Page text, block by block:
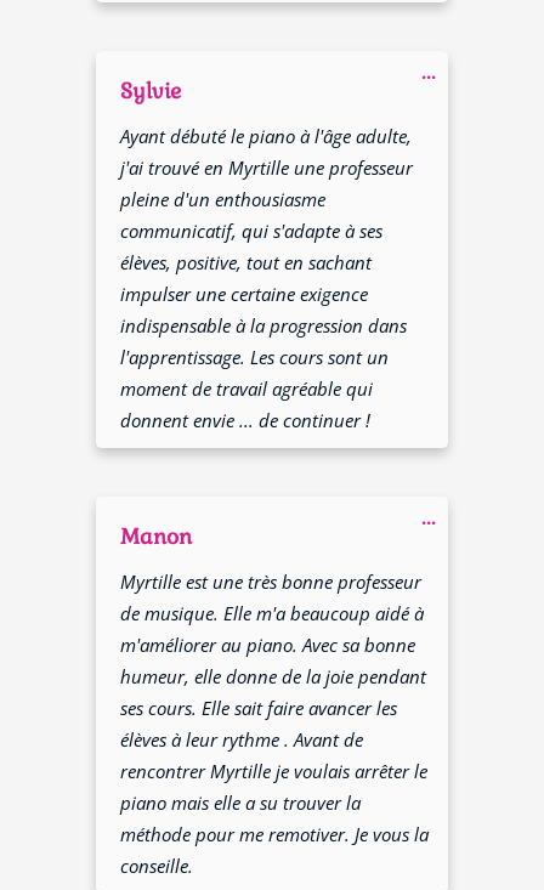
Sylvie
Ayant débuté le piano à l'âge adulte,
j'ai trouvé en Myrtille une professeur
pleine d'un enthousiasme
communicatif, qui s'adapte à ses
élèves, positive, tout en sachant
impulser une certaine exigence
indispensable à la progression dans
l'apprentissage. Les cours sont un
moment de travail agréable qui
donnent envie ... de continuer !
...cette
Manon
Myrtille est une très bonne professeur
de musique. Elle m'a beaucoup aidé à
m'améliorer au piano. Avec sa bonne
humeur, elle donne de la joie pendant
ses cours. Elle sait faire avancer les
élèves à leur rythme . Avant de
rencontrer Myrtille je voulais arrêter le
piano mais elle a su trouver la
méthode pour me remotiver. Je vous la
conseille.
...cette